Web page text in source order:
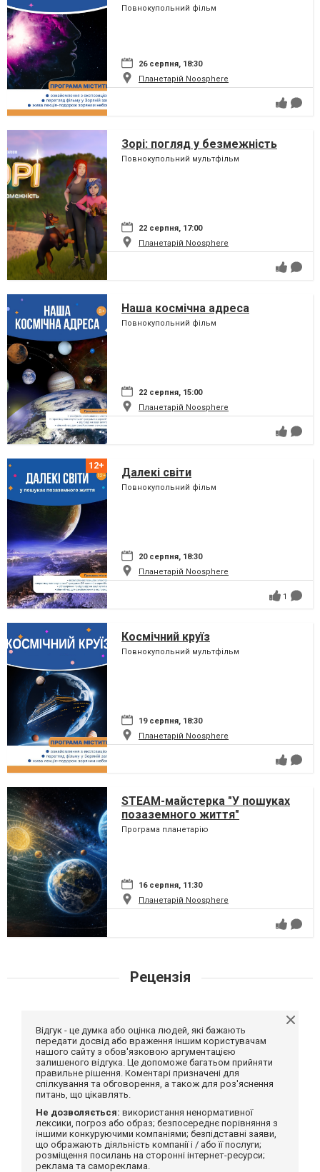
Повнокупольний фільм
26 серпня, 18:30
Планетарій Noosphere
Зорі: погляд у безмежність
Повнокупольний мультфільм
22 серпня, 17:00
Планетарій Noosphere
Наша космічна адреса
Повнокупольний фільм
22 серпня, 15:00
Планетарій Noosphere
Далекі світи
Повнокупольний фільм
20 серпня, 18:30
Планетарій Noosphere
1
Космічний круїз
Повнокупольний мультфільм
19 серпня, 18:30
Планетарій Noosphere
STEAM-майстерка "У пошуках
позаземного життя"
Програма планетарію
16 серпня, 11:30
Планетарій Noosphere
Рецензія
Відгук - це думка або оцінка людей, які бажають
передати досвід або враження іншим користувачам
нашого сайту з обов'язковою аргументацією
залишеного відгука. Це допоможе багатьом прийняти
правильне рішення. Коментарі призначені для
спілкування та обговорення, а також для роз'яснення
питань, що цікавлять.
Не дозволяється: використання ненормативної
лексики, погроз або образ; безпосереднє порівняння з
іншими конкуруючими компаніями; безпідставні заяви,
що ображають діяльність компанії і / або її послуги;
розміщення посилань на сторонні інтернет-ресурси;
реклама та самореклама.